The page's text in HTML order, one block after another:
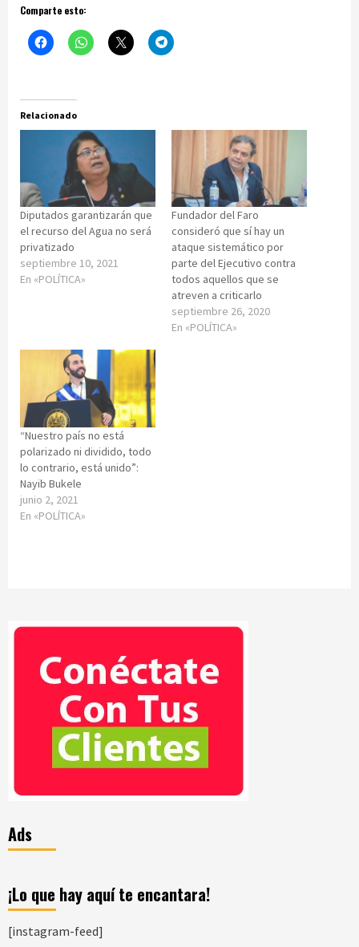
Comparte esto:
Relacionado
Diputados garantizarán que
el recurso del Agua no será
privatizado
septiembre 10, 2021
En «POLÍTICA»
Fundador del Faro
consideró que sí hay un
ataque sistemático por
parte del Ejecutivo contra
todos aquellos que se
atreven a criticarlo
septiembre 26, 2020
En «POLÍTICA»
“Nuestro país no está
polarizado ni dividido, todo
lo contrario, está unido”:
Nayib Bukele
junio 2, 2021
En «POLÍTICA»
Ads
¡Lo que hay aquí te encantara!
[instagram-feed]